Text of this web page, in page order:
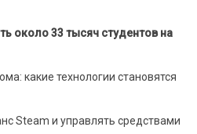
около 33 тысяч студентов на
какие технологии становятся
Steam и управлять средствами